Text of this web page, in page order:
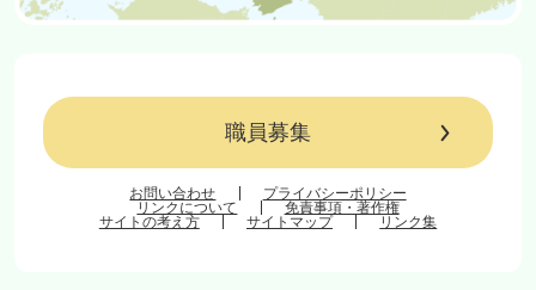
職員募集
お問い合わせ
プライバシーポリシー
リンクについて
免責事項・著作権
サイトの考え方
サイトマップ リンク集